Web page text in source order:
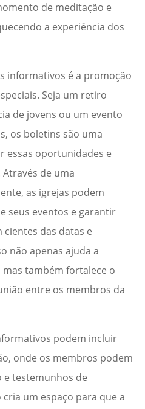
de meditação e
a experiência dos
informativos é a promoção
Seja um retiro
de jovens ou um evento
os boletins são uma
essas oportunidades e
de uma
as igrejas podem
seus eventos e garantir
das datas e
não apenas ajuda a
também fortalece o
entre os membros da
podem incluir
onde os membros podem
e testemunhos de
um espaço para que a